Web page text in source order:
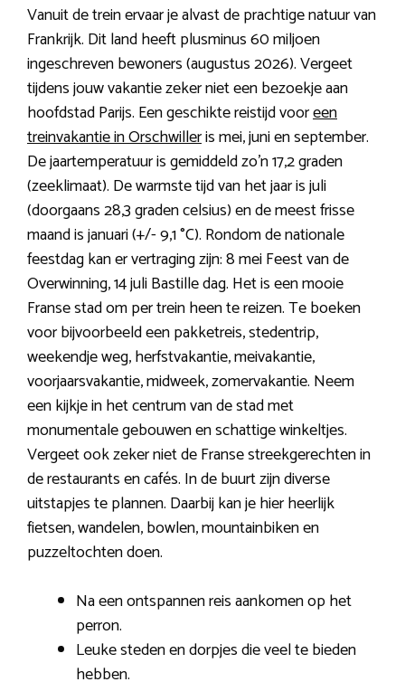
Vanuit de trein ervaar je alvast de prachtige natuur van
Frankrijk. Dit land heeft plusminus 60 miljoen
ingeschreven bewoners (augustus 2026). Vergeet
tijdens jouw vakantie zeker niet een bezoekje aan
hoofdstad Parijs. Een geschikte reistijd vooreen
treinvakantie in Orschwilleris mei, juni en september.
De jaartemperatuur is gemiddeld zo’n 17,2 graden
(zeeklimaat). De warmste tijd van het jaar is juli
(doorgaans 28,3 graden celsius) en de meest frisse
maand is januari (+/- 9,1 °C). Rondom de nationale
feestdag kan er vertraging zijn: 8 mei Feest van de
Overwinning, 14 juli Bastille dag. Het is een mooie
Franse stad om per trein heen te reizen. Te boeken
voor bijvoorbeeld een pakketreis, stedentrip,
weekendje weg, herfstvakantie, meivakantie,
voorjaarsvakantie, midweek, zomervakantie. Neem
een kijkje in het centrum van de stad met
monumentale gebouwen en schattige winkeltjes.
Vergeet ook zeker niet de Franse streekgerechten in
de restaurants en cafés. In de buurt zijn diverse
uitstapjes te plannen. Daarbij kan je hier heerlijk
fietsen, wandelen, bowlen, mountainbiken en
puzzeltochten doen.
Na een ontspannen reis aankomen op het
perron.
Leuke steden en dorpjes die veel te bieden
hebben.